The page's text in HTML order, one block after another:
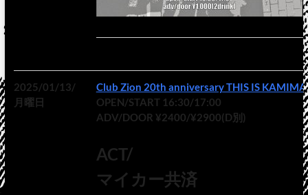
2025/01/13/
月曜日
Club Zion 20th anniversary THIS IS
OPEN/START 16:30/17:00
ADV/DOOR ¥2400/¥2900(D別)
ACT/
マイカー共済